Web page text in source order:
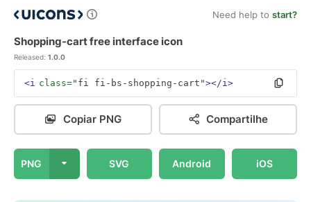
Need help to start?
Shopping-cart free interface icon
Released: 1.0.0
<i class="fi fi-bs-shopping-cart"></i>
Copiar PNG Compartilhe
PNG SVG Android iOS